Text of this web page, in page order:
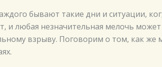
бывают такие дни и ситуации,
и любая незначительная мелочь
взрыву. Поговорим о том, как же